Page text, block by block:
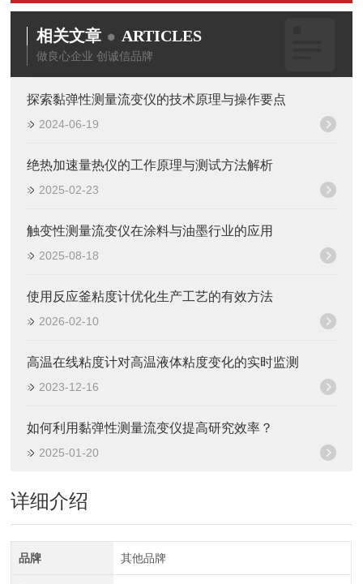
相关文章 ARTICLES
做良心企业 创诚信品牌
探索黏弹性测量流变仪的技术原理与操作要点
2024-06-19
绝热加速量热仪的工作原理与测试方法解析
2025-02-23
触变性测量流变仪在涂料与油墨行业的应用
2025-08-18
使用反应釜粘度计优化生产工艺的有效方法
2026-02-10
高温在线粘度计对高温液体粘度变化的实时监测
2023-12-16
如何利用黏弹性测量流变仪提高研究效率？
2025-01-20
详细介绍
品牌 其他品牌